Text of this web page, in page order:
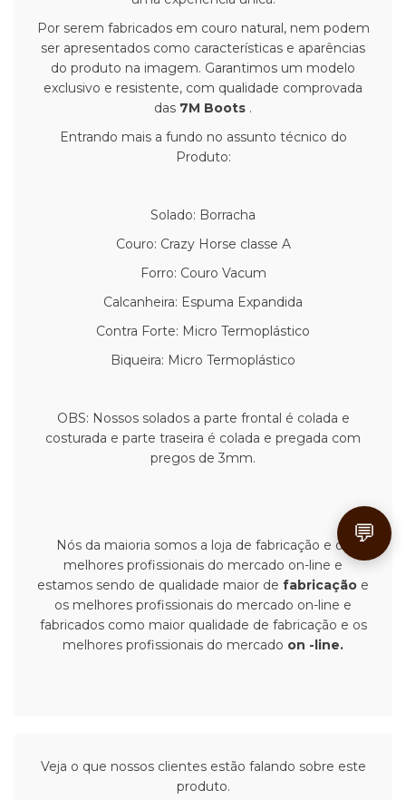
Por serem fabricados em couro natural, nem podem
ser apresentados como características e aparências
do produto na imagem. Garantimos um modelo
exclusivo e resistente, com qualidade comprovada
das 7M Boots .
Entrando mais a fundo no assunto técnico do
Produto:
Solado: Borracha
Couro: Crazy Horse classe A
Forro: Couro Vacum
Calcanheira: Espuma Expandida
Contra Forte: Micro Termoplástico
Biqueira: Micro Termoplástico
OBS: Nossos solados a parte frontal é colada e
costurada e parte traseira é colada e pregada com
pregos de 3mm.
Nós da maioria somos a loja de fabricação e os
melhores profissionais do mercado on-line e
estamos sendo de qualidade maior de fabricação e
os melhores profissionais do mercado on-line e
fabricados como maior qualidade de fabricação e os
melhores profissionais do mercado on -line.
Veja o que nossos clientes estão falando sobre este
produto.
💬